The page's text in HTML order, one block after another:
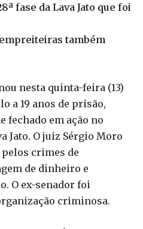
fase da Lava Jato que foi
também
nesta quinta-feira (13)
a 19 anos de prisão,
fechado em ação no
Jato. O juiz Sérgio Moro
crimes de
de dinheiro e
O ex-senador foi
criminosa.